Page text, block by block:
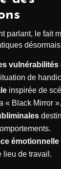
parlant, le fait
vulnérabilités
de
inspirée de
« Black Mirror ».
émotionnelle
lieu de travail.